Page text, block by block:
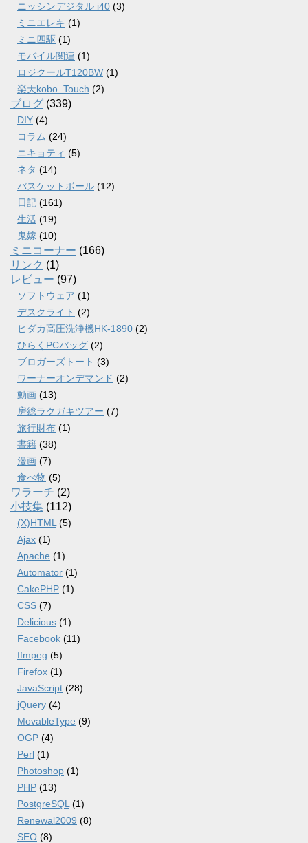
ニッシンデジタル i40 (3)
ミニエレキ (1)
ミニ四駆 (1)
モバイル関連 (1)
ロジクールT120BW (1)
楽天kobo_Touch (2)
ブログ (339)
DIY (4)
コラム (24)
ニキョティ (5)
ネタ (14)
バスケットボール (12)
日記 (161)
生活 (19)
鬼嫁 (10)
ミニコーナー (166)
リンク (1)
レビュー (97)
ソフトウェア (1)
デスクライト (2)
ヒダカ高圧洗浄機HK-1890 (2)
ひらくPCバッグ (2)
ブロガーズトート (3)
ワーナーオンデマンド (2)
動画 (13)
房総ラクガキツアー (7)
旅行財布 (1)
書籍 (38)
漫画 (7)
食べ物 (5)
ワラーチ (2)
小技集 (112)
(X)HTML (5)
Ajax (1)
Apache (1)
Automator (1)
CakePHP (1)
CSS (7)
Delicious (1)
Facebook (11)
ffmpeg (5)
Firefox (1)
JavaScript (28)
jQuery (4)
MovableType (9)
OGP (4)
Perl (1)
Photoshop (1)
PHP (13)
PostgreSQL (1)
Renewal2009 (8)
SEO (8)